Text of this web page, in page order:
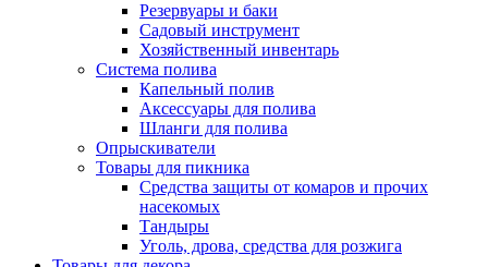
Резервуары и баки
Садовый инструмент
Хозяйственный инвентарь
Система полива
Капельный полив
Аксессуары для полива
Шланги для полива
Опрыскиватели
Товары для пикника
Средства защиты от комаров и прочих
насекомых
Тандыры
Уголь, дрова, средства для розжига